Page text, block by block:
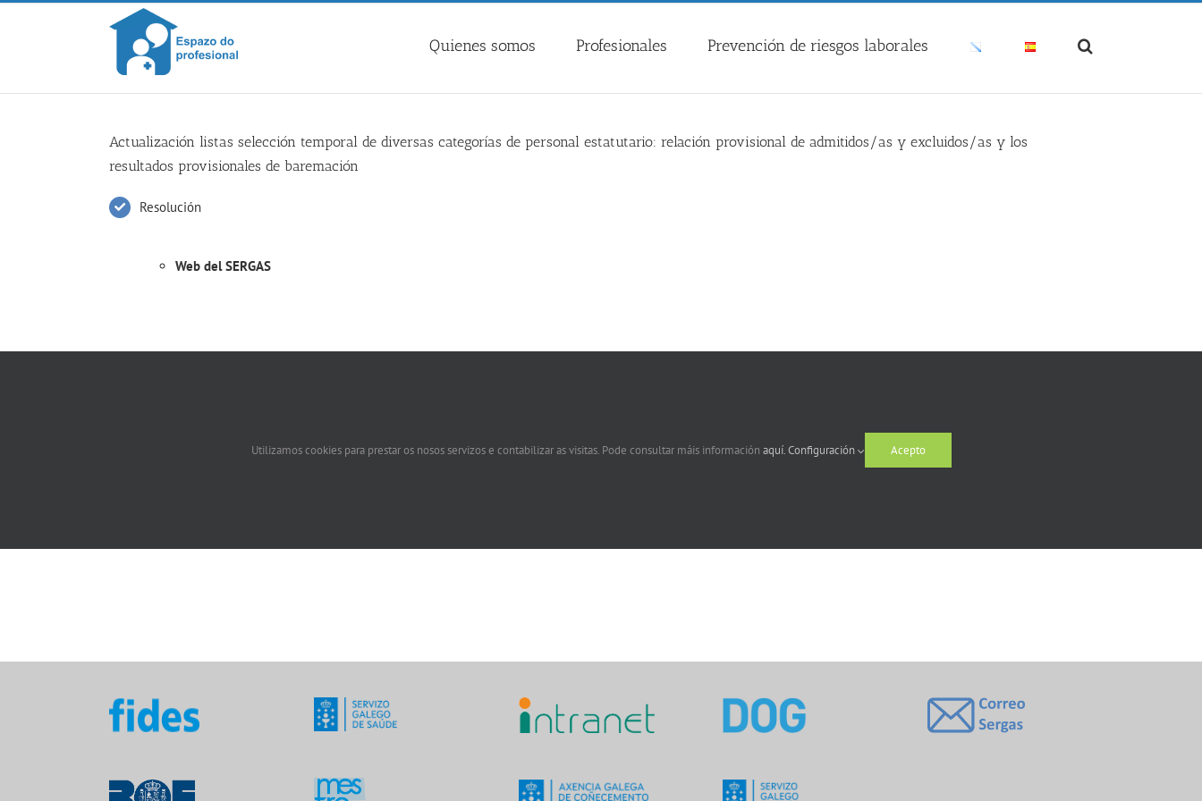
Skip
Quienes somos Profesionales Prevención de riesgos laborales
Actualización listas selección temporal de diversas categorías de personal estatutario: relación provisional de admitidos/as y excluidos/as y los
resultados provisionales de baremación
Resolución
Web del SERGAS
Utilizamos cookies para prestar os nosos servizos e contabilizar as visitas. Pode consultar máis información aquí.Configuración Acepto